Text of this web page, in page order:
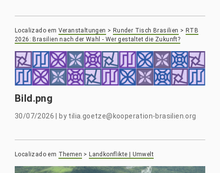
Localizado em Veranstaltungen > Runder Tisch Brasilien > RTB
2026: Brasilien nach der Wahl - Wer gestaltet die Zukunft?
Bild.png
30/07/2026 by tilia.goetze@kooperation-brasilien.org
Localizado em Themen > Landkonflikte | Umwelt